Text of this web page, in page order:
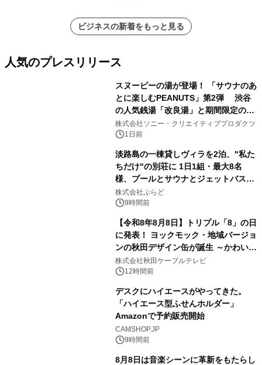
ビジネスの新着をもっと見る
人気のプレスリリース
スヌーピーの湯が登場！ 「サウナのあ
とに楽しむPEANUTS」第2弾 渋谷
の人気銭湯「改良湯」と期間限定のコ
ラボレーション サウナイキタイコラ
ボグッズも発売決定！
株式会社ソニー・クリエイティブプロダクツ
1日前
淡路島の一棟貸しヴィラを2泊、"私た
ちだけ"の別荘に 1日1組・最大8名
様、プールとサウナとジェットバス付
きで Villa Mon Temps AWAJIの連泊
素泊りプラン
株式会社ぷらど
9時間前
【令和8年8月8日】トリプル「8」の日
に発表！ ヨックモック・地域バージョ
ンの秋田デザイン缶が誕生 ～かわいい
秋田犬の子犬と秋田の四季と名所を巡
るパッケージ～ 9月1日(火)秋田県内で
株式会社秋田ケーブルテレビ
12時間前
デスクにハイエースがやってきた。
「ハイエース型ふせんホルダー」
Amazonで予約販売開始
CAMSHOP.JP
9時間前
8月8日は音楽シーンに革新をもたらし